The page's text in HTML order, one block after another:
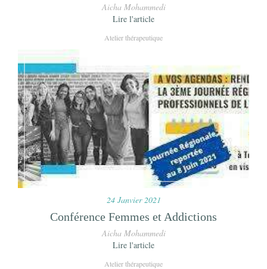
Aicha Mohammedi
Lire l'article
Atelier thérapeutique
24 Janvier 2021
Conférence Femmes et Addictions
Aicha Mohammedi
Lire l'article
Atelier thérapeutique